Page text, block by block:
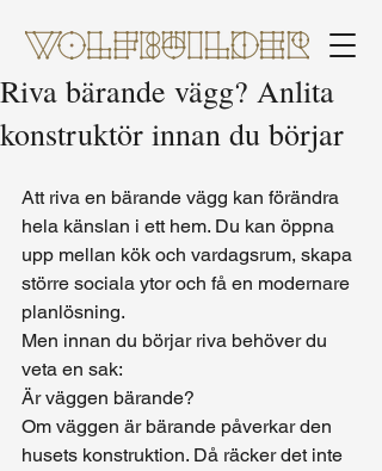
Riva bärande vägg? Anlita
konstruktör innan du börjar
Att riva en bärande vägg kan förändra
hela känslan i ett hem. Du kan öppna
upp mellan kök och vardagsrum, skapa
större sociala ytor och få en modernare
planlösning.
Men innan du börjar riva behöver du
veta en sak:
Är väggen bärande?
Om väggen är bärande påverkar den
husets konstruktion. Då räcker det inte